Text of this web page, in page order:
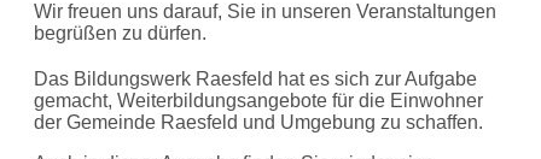
Wir freuen uns darauf, Sie in unseren Veranstaltungen
begrüßen zu dürfen.
Das Bildungswerk Raesfeld hat es sich zur Aufgabe
gemacht, Weiterbildungsangebote für die Einwohner
der Gemeinde Raesfeld und Umgebung zu schaffen.